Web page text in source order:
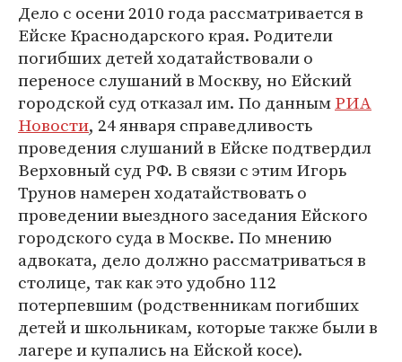
Дело с осени 2010 года рассматривается в
Ейске Краснодарского края. Родители
погибших детей ходатайствовали о
переносе слушаний в Москву, но Ейский
городской суд отказал им. По даннымРИА
Новости, 24 января справедливость
проведения слушаний в Ейске подтвердил
Верховный суд РФ. В связи с этим Игорь
Трунов намерен ходатайствовать о
проведении выездного заседания Ейского
городского суда в Москве. По мнению
адвоката, дело должно рассматриваться в
столице, так как это удобно 112
потерпевшим (родственникам погибших
детей и школьникам, которые также были в
лагере и купались на Ейской косе).